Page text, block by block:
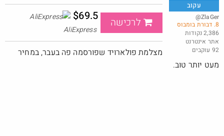
קרוקס לייטרייד במחיר טוב
$47.0
@Gabriel
15· 5· 520
עקוב
@ZlaGer
8. דבורת בומבוס
2,386 נקודות
אתר אינטרנט
92 עוקבים
לרכישה $69.5
AliExpress
מצלמת פולארויד שפורסמה פה בעבר, במחיר
מעט יותר טוב.